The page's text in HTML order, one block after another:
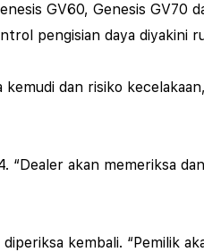
GV60, Genesis GV70
pengisian daya diyakini
dan risiko
“Dealer akan memeriksa
kembali. “Pemilik